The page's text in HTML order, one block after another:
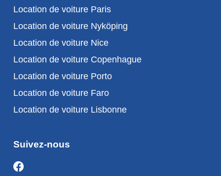
Location de voiture Paris
Location de voiture Nyköping
Location de voiture Nice
Location de voiture Copenhague
Location de voiture Porto
Location de voiture Faro
Location de voiture Lisbonne
Suivez-nous